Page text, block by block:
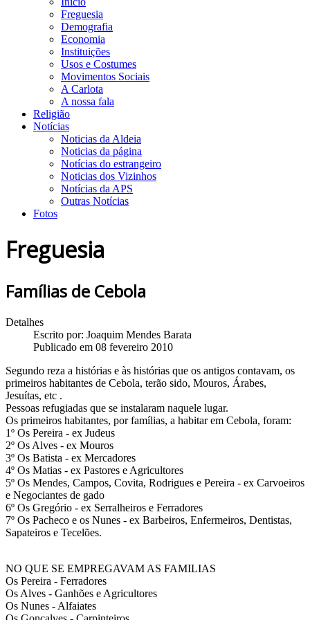
Freguesia
Demografia
Economia
Instituições
Usos e Costumes
Movimentos Sociais
A Carlota
A nossa fala
Religião
Notícias
Noticias da Aldeia
Noticias da página
Notícias do estrangeiro
Noticias dos Vizinhos
Notícias da APS
Outras Notícias
Fotos
Freguesia
Famílias de Cebola
Detalhes
Escrito por: Joaquim Mendes Barata
Publicado em 08 fevereiro 2010
Segundo reza a histórias e às histórias que os antigos contavam, os
primeiros habitantes de Cebola, terão sido, Mouros, Árabes,
Jesuítas, etc .
Pessoas refugiadas que se instalaram naquele lugar.
Os primeiros habitantes, por famílias, a habitar em Cebola, foram:
1º Os Pereira - ex Judeus
2º Os Alves - ex Mouros
3º Os Batista - ex Mercadores
4º Os Matias - ex Pastores e Agricultores
5º Os Mendes, Campos, Covita, Rodrigues e Pereira - ex Carvoeiros
e Negociantes de gado
6º Os Gregório - ex Serralheiros e Ferradores
7º Os Pacheco e os Nunes - ex Barbeiros, Enfermeiros, Dentistas,
Sapateiros e Tecelões.
NO QUE SE EMPREGAVAM AS FAMILIAS
Os Pereira - Ferradores
Os Alves - Ganhões e Agricultores
Os Nunes - Alfaiates